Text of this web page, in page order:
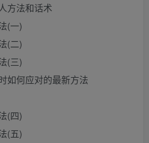
方法和话术
(一)
(二)
(三)
如何应对的最新方法
(四)
(五)